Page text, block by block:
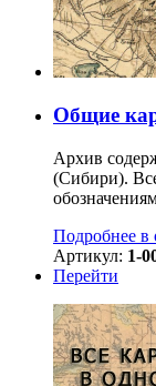
Общие
Архив
(Сибири).
Подробнее в
Артикул: 1-
Перейти